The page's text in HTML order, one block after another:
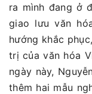
ra mình đang ở
giao lưu văn
hướng khắc
trị của văn hóa
ngày này,
thêm hai mẫu